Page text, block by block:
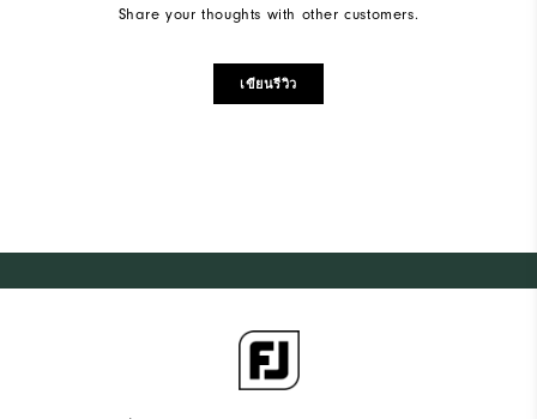
Share your thoughts with other customers.
เขียนรีวิว